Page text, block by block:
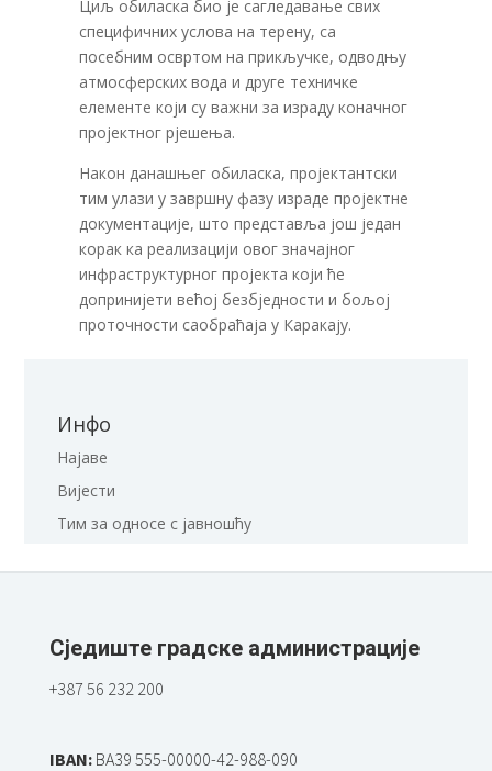
Циљ обиласка био је сагледавање свих
специфичних услова на терену, са
посебним освртом на прикључке, одводњу
атмосферских вода и друге техничке
елементе који су важни за израду коначног
пројектног рјешења.
Након данашњег обиласка, пројектантски
тим улази у завршну фазу израде пројектне
документације, што представља још један
корак ка реализацији овог значајног
инфраструктурног пројекта који ће
допринијети већој безбједности и бољој
проточности саобраћаја у Каракају.
Инфо
Најаве
Вијести
Тим за односе с јавношћу
Сједиште градске администрације
+387 56 232 200
IBAN:BA39 555-00000-42-988-090